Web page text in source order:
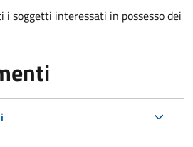
soggetti interessati in possesso dei